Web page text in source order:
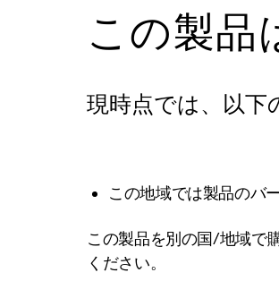
この製
現時点では、以下
この地域では製品のバ
この製品を別の国/地域で
ください。